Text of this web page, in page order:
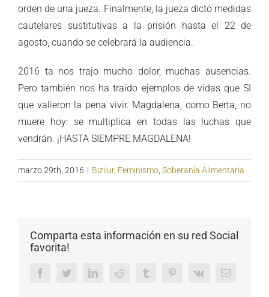
orden de una jueza. Finalmente, la jueza dictó medidas
cautelares sustitutivas a la prisión hasta el 22 de
agosto, cuando se celebrará la audiencia.
2016 ta nos trajo mucho dolor, muchas ausencias.
Pero también nos ha traído ejemplos de vidas que SI
que valieron la pena vivir. Magdalena, como Berta, no
muere hoy: se multiplica en todas las luchas que
vendrán. ¡HASTA SIEMPRE MAGDALENA!
marzo 29th, 2016 | Bizilur, Feminismo Soberanía Alimentaria
Comparta esta información en su red Social
favorita!
FacebookTwitterLinkedInReddit Tumblr PinterestVk Email